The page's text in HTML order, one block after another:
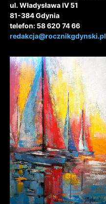
ul. Władysława IV 51
81-384 Gdynia
telefon: 58 620 74 66
redakcja@rocznikgdynski.pl